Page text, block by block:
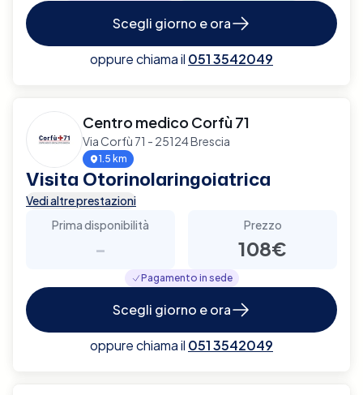
Scegli giorno e ora
oppure chiama il 051 3542049
Centro medico Corfù 71
Via Corfù 71 - 25124 Brescia
1.5 km
Visita Otorinolaringoiatrica
Vedi altre prestazioni
Prima disponibilità
-
Prezzo
108€
Pagamento in sede
Scegli giorno e ora
oppure chiama il 051 3542049